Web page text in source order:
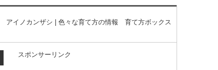
アイノカンザシ | 色々な育て方の情報 育て方ボックス
スポンサーリンク